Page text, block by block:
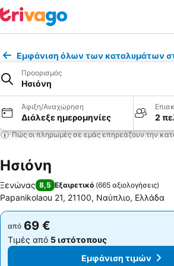
Εμφάνιση όλων των καταλυμάτων
Προορισμός
Ησιόνη
Άφιξη/Αναχώρηση
Διάλεξε ημερομηνίες 2
Πώς οι πληρωμές σε εμάς επηρεάζουν την
Ησιόνη
Ξενώνας 8,5 Εξαιρετικό (665 αξιολογήσεις)
Papanikolaou 21, 21100, Ναύπλιο, Ελλάδα
από 69 €
Τιμές από 5 ιστότοπους
Εμφάνιση τιμών
από 69 €
Τιμές από 5 ιστότοπους
Εμφάνιση τιμών